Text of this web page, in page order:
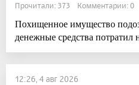
Прочитали: 373 Комментарии: 0
Похищенное имущество
денежные средства
12:26, 4 авг 2026